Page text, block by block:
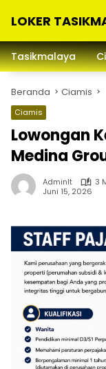
LOKER
Lowongan
Kerja
dan
Sekitarna
Tasikmalaya
Beranda Ciamis
Ciamis
Lowongan
Medina
Adminlt
3
Juni 15, 2026